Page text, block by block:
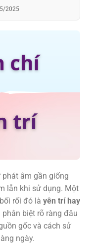
2025
phát âm gần giống
lẫn khi sử dụng. Một
rối đó là yên tríhay
biệt rõ ràng đâu
gốc và cách sử
ngày.